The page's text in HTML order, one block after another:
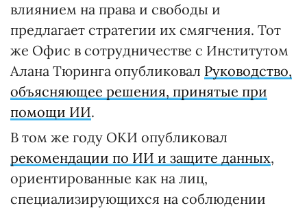
влиянием на права и свободы и
предлагает стратегии их смягчения. Тот
же Офис в сотрудничестве с Институтом
Алана Тюринга опубликовал Руководство,
объясняющее решения, принятые при
помощи ИИ.
В том же году OKИ опубликовал
рекомендации по ИИ и защите данных,
ориентированные как на лиц,
специализирующихся на соблюдении